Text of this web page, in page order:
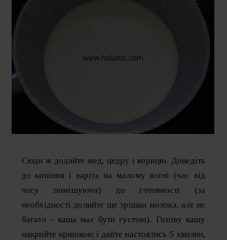
Сюди ж додайте мед, цедру і корицю. Доведіть
до кипіння і варіть на малому вогні (час від
часу помішуючи) до готовності (за
необхідності долийте ще трішки молока, але не
багато - каша має бути густою). Готову кашу
накрийте кришкою і дайте настоятись 5 хвилин,